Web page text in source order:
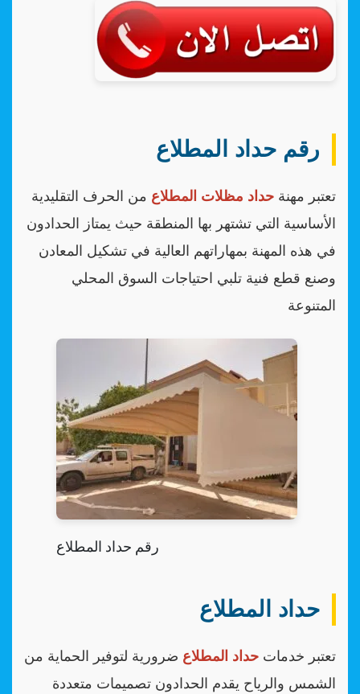
رقم حداد المطلاع
تعتبر مهنة حداد مظلات المطلاع من الحرف التقليدية
الأساسية التي تشتهر بها المنطقة حيث يمتاز الحدادون
في هذه المهنة بمهاراتهم العالية في تشكيل المعادن
وصنع قطع فنية تلبي احتياجات السوق المحلي
المتنوعة
رقم حداد المطلاع
حداد المطلاع
تعتبر خدمات حداد المطلاع ضرورية لتوفير الحماية من
الشمس والرياح يقدم الحدادون تصميمات متعددة